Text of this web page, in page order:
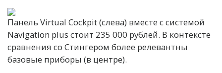
Панель Virtual Cockpit (слева) вместе с системой
Navigation plus стоит 235 000 рублей. В контексте
сравнения со Стингером более релевантны
базовые приборы (в центре).